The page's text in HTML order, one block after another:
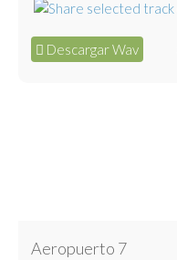
Descargar Wav
Aeropuerto 7